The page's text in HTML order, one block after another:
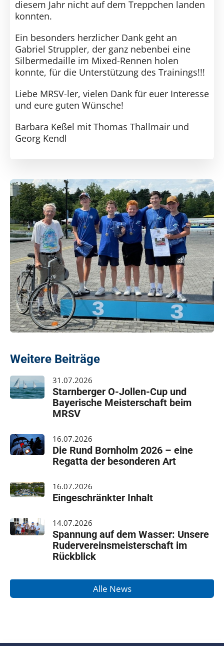
diesem Jahr nicht auf dem Treppchen landen
konnten.
Ein besonders herzlicher Dank geht an
Gabriel Struppler, der ganz nebenbei eine
Silbermedaille im Mixed-Rennen holen
konnte, für die Unterstützung des Trainings!!!
Liebe MRSV-ler, vielen Dank für euer Interesse
und eure guten Wünsche!
Barbara Keßel mit Thomas Thallmair und
Georg Kendl
Weitere Beiträge
31.07.2026
Starnberger O-Jollen-Cup und
Bayerische Meisterschaft beim
MRSV
16.07.2026
Die Rund Bornholm 2026 – eine
Regatta der besonderen Art
16.07.2026
Eingeschränkter Inhalt
14.07.2026
Spannung auf dem Wasser: Unsere
Rudervereinsmeisterschaft im
Rückblick
Alle News